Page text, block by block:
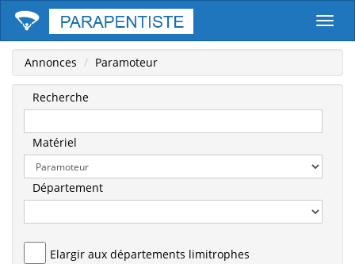
Annonces Paramoteur
Recherche
Matériel
Département
Elargir aux départements limitrophes